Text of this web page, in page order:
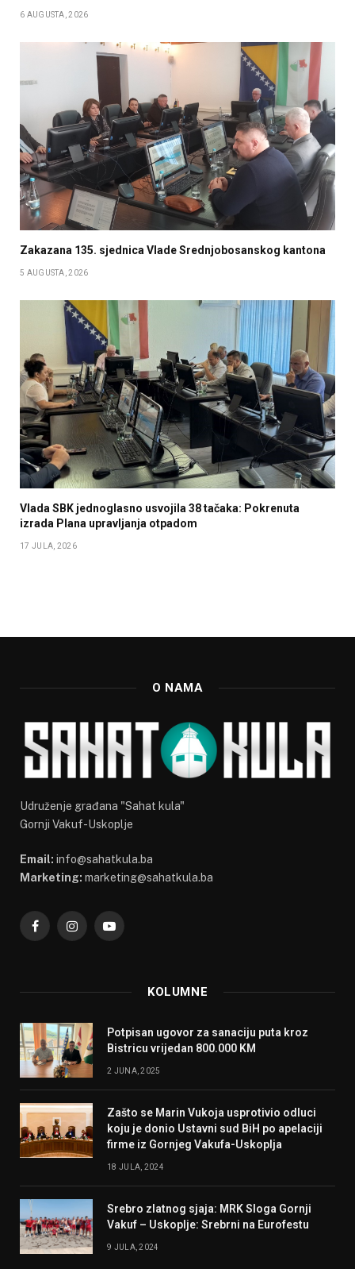
6 AUGUSTA, 2026
Zakazana 135. sjednica Vlade Srednjobosanskog kantona
5 AUGUSTA, 2026
Vlada SBK jednoglasno usvojila 38 tačaka: Pokrenuta
izrada Plana upravljanja otpadom
17 JULA, 2026
O NAMA
Udruženje građana "Sahat kula"
Gornji Vakuf-Uskoplje
Email: info@sahatkula.ba
Marketing: marketing@sahatkula.ba
FacebookInstagramYouTube
KOLUMNE
Potpisan ugovor za sanaciju puta kroz
Bistricu vrijedan 800.000 KM
2 JUNA, 2025
Zašto se Marin Vukoja usprotivio odluci
koju je donio Ustavni sud BiH po apelaciji
firme iz Gornjeg Vakufa-Uskoplja
18 JULA, 2024
Srebro zlatnog sjaja: MRK Sloga Gornji
Vakuf – Uskoplje: Srebrni na Eurofestu
9 JULA, 2024